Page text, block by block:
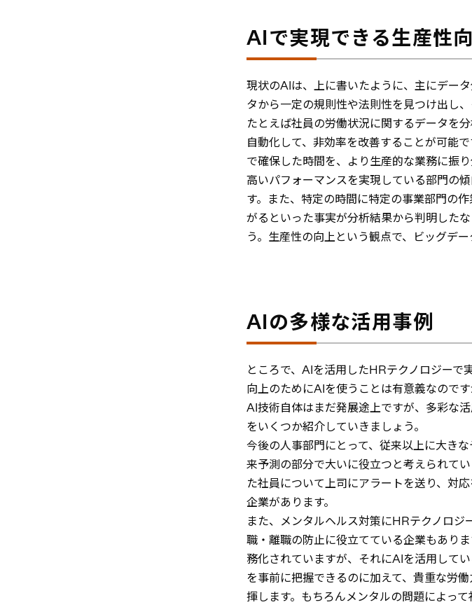
AIで実現できる生産性
現状のAIは、上に書いたように、主にデー
タから一定の規則性や法則性を見つけ出し
たとえば社員の労働状況に関するデータを
自動化して、非効率を改善することが可能
で確保した時間を、より生産的な業務に振
高いパフォーマンスを実現している部門の
す。また、特定の時間に特定の事業部門の
がるといった事実が分析結果から判明した
う。生産性の向上という観点で、ビッグデ
AIの多様な活用事例
ところで、AIを活用したHRテクノロジー
向上のためにAIを使うことは有意義なので
AI技術自体はまだ発展途上ですが、多彩な
をいくつか紹介していきましょう。
今後の人事部門にとって、従来以上に大き
来予測の部分で大いに役立つと考えられて
た社員について上司にアラートを送り、対
企業があります。
また、メンタルヘルス対策にHRテクノロ
職・離職の防止に役立てている企業もあり
務化されていますが、それにAIを活用して
を事前に把握できるのに加えて、貴重な労
揮します。もちろんメンタルの問題によっ